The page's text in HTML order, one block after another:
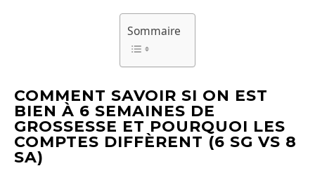
Sommaire
COMMENT SAVOIR SI ON EST
BIEN À 6 SEMAINES DE
GROSSESSE ET POURQUOI LES
COMPTES DIFFÈRENT (6 SG VS 8
SA)